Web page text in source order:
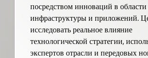
посредством инноваций в
инфраструктуры и приложений.
исследовать реальное влияние
технологической стратегии,
экспертов отрасли и передовых